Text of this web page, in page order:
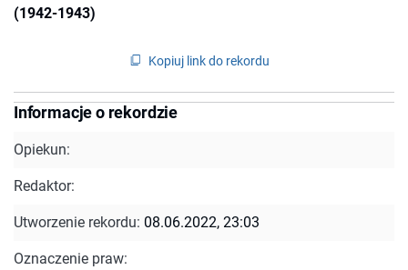
(1942-1943)
Kopiuj link do rekordu
Informacje o rekordzie
Opiekun:
Redaktor:
Utworzenie rekordu: 08.06.2022, 23:03
Oznaczenie praw: